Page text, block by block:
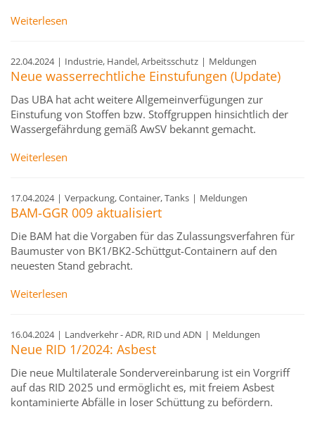
Weiterlesen
22.04.2024 | Industrie, Handel, Arbeitsschutz | Meldungen
Neue wasserrechtliche Einstufungen (Update)
Das UBA hat acht weitere Allgemeinverfügungen zur
Einstufung von Stoffen bzw. Stoffgruppen hinsichtlich der
Wassergefährdung gemäß AwSV bekannt gemacht.
Weiterlesen
17.04.2024 | Verpackung, Container, Tanks | Meldungen
BAM-GGR 009 aktualisiert
Die BAM hat die Vorgaben für das Zulassungsverfahren für
Baumuster von BK1/BK2-Schüttgut-Containern auf den
neuesten Stand gebracht.
Weiterlesen
16.04.2024 | Landverkehr - ADR, RID und ADN | Meldungen
Neue RID 1/2024: Asbest
Die neue Multilaterale Sondervereinbarung ist ein Vorgriff
auf das RID 2025 und ermöglicht es, mit freiem Asbest
kontaminierte Abfälle in loser Schüttung zu befördern.